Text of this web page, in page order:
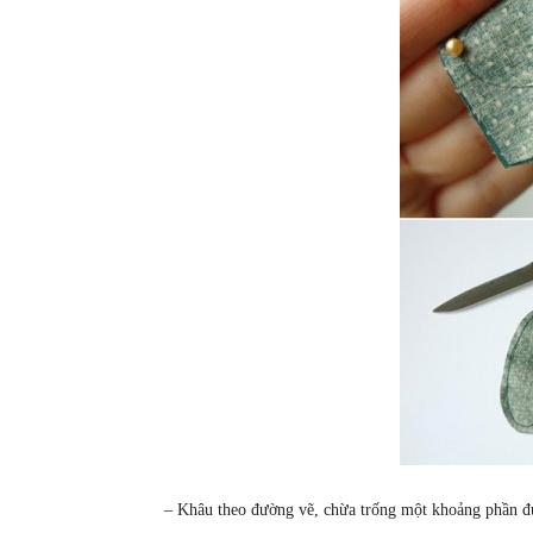
– Khâu theo đường vẽ, chừa trống một khoảng phần